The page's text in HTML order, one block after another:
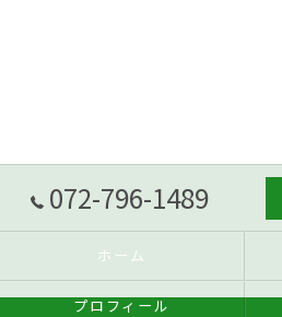
072-796-1489
ホーム
プロフィール